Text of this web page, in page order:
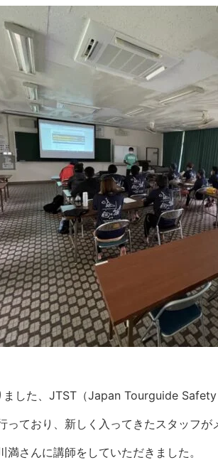
した、JTST（Japan Tourguide Safety
っており、新しく入ってきたスタッフが
満さんに講師をしていただきました。